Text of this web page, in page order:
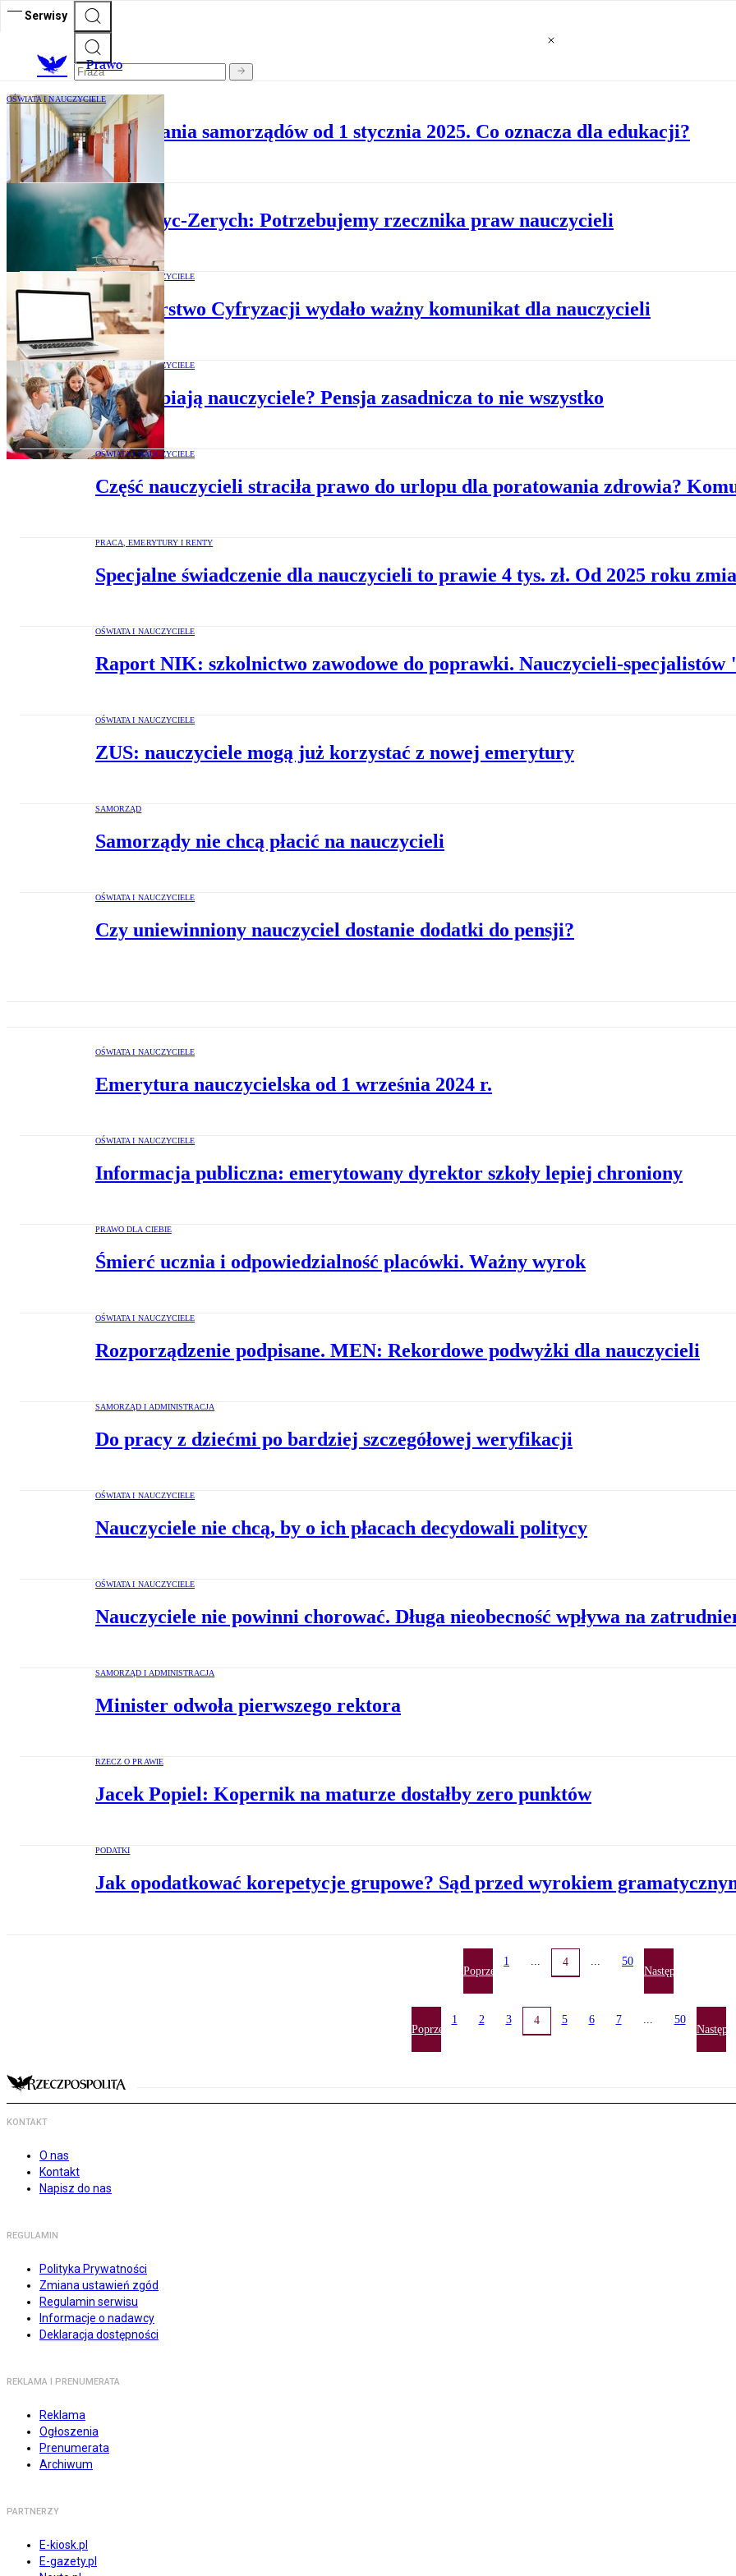
Serwisy
Prawo
OŚWIATA I NAUCZYCIELE
Reforma finansowania samorządów od 1 stycznia 2025. Co oznacza dla edukacji?
RZECZ O PRAWIE
Ewa Gryc-Zerych: Potrzebujemy rzecznika praw nauczycieli
OŚWIATA I NAUCZYCIELE
Ministerstwo Cyfryzacji wydało ważny komunikat dla nauczycieli
OŚWIATA I NAUCZYCIELE
Ile zarabiają nauczyciele? Pensja zasadnicza to nie wszystko
OŚWIATA I NAUCZYCIELE
Część nauczycieli straciła prawo do urlopu dla poratowania zdrowia?
PRACA, EMERYTURY I RENTY
Specjalne świadczenie dla nauczycieli to prawie 4 tys. zł. Od 2025 roku
OŚWIATA I NAUCZYCIELE
Raport NIK: szkolnictwo zawodowe do poprawki. Nauczycieli-
OŚWIATA I NAUCZYCIELE
ZUS: nauczyciele mogą już korzystać z nowej emerytury
SAMORZĄD
Samorządy nie chcą płacić na nauczycieli
OŚWIATA I NAUCZYCIELE
Czy uniewinniony nauczyciel dostanie dodatki do pensji?
OŚWIATA I NAUCZYCIELE
Emerytura nauczycielska od 1 września 2024 r.
OŚWIATA I NAUCZYCIELE
Informacja publiczna: emerytowany dyrektor szkoły lepiej chroniony
PRAWO DLA CIEBIE
Śmierć ucznia i odpowiedzialność placówki. Ważny wyrok
OŚWIATA I NAUCZYCIELE
Rozporządzenie podpisane. MEN: Rekordowe podwyżki dla nauczycieli
SAMORZĄD I ADMINISTRACJA
Do pracy z dziećmi po bardziej szczegółowej weryfikacji
OŚWIATA I NAUCZYCIELE
Nauczyciele nie chcą, by o ich płacach decydowali politycy
OŚWIATA I NAUCZYCIELE
Nauczyciele nie powinni chorować. Długa nieobecność wpływa na
SAMORZĄD I ADMINISTRACJA
Minister odwoła pierwszego rektora
RZECZ O PRAWIE
Jacek Popiel: Kopernik na maturze dostałby zero punktów
PODATKI
Jak opodatkować korepetycje grupowe? Sąd przed wyrokiem
Poprzednia
1 ... 4 ... 50
Następna
Poprzednia
1 2 3 4 5 6 7 ... 50
KONTAKT
O nas
Kontakt
Napisz do nas
REGULAMIN
Polityka Prywatności
Zmiana ustawień zgód
Regulamin serwisu
Informacje o nadawcy
Deklaracja dostępności
REKLAMA I PRENUMERATA
Reklama
Ogłoszenia
Prenumerata
Archiwum
PARTNERZY
E-kiosk.pl
E-gazety.pl